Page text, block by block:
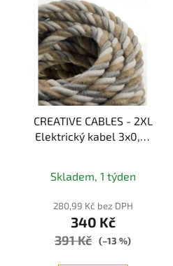
CREATIVE CABLES - 2XL
Elektrický kabel 3x0,75
(bílá/šedá/hnědá)
Skladem, 1 týden
280,99 Kč bez DPH
340 Kč
391 Kč (–13 %)